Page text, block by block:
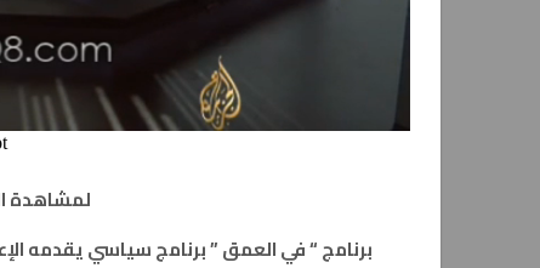
لمشاهدة
برنامج “ في العمق ” برنامج سياسي يقدمه